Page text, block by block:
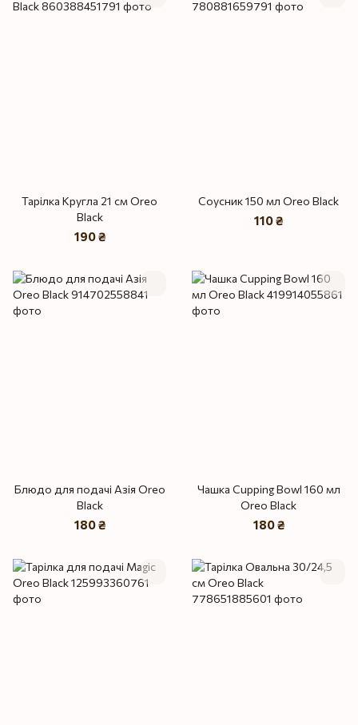
Тарілка Кругла 21 см Oreo
Black
190 ₴
Соусник 150 мл Oreo Black
110 ₴
Блюдо для подачі Азія Oreo
Black
180 ₴
Чашка Cupping Bowl 160 мл
Oreo Black
180 ₴